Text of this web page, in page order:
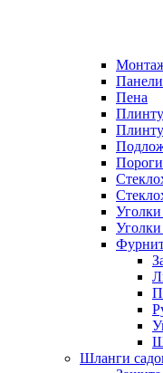
Пена
Шланги